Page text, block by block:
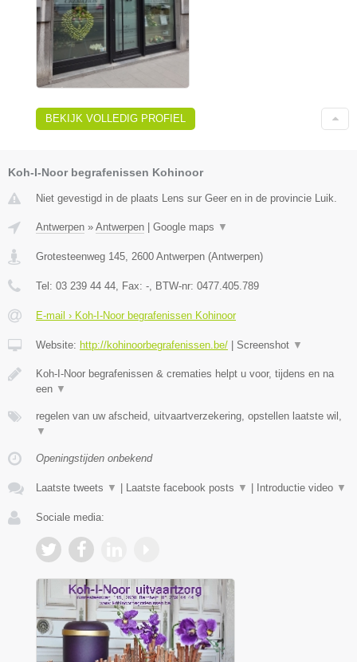
BEKIJK VOLLEDIG PROFIEL
Koh-I-Noor begrafenissen Kohinoor
Niet gevestigd in de plaats Lens sur Geer en in de provincie Luik.
Antwerpen » Antwerpen Google maps ▼
Grotesteenweg 145, 2600 Antwerpen (Antwerpen)
Tel: 03 239 44 44, Fax: -, BTW-nr: 0477.405.789
E-mail › Koh-I-Noor begrafenissen Kohinoor
Website: http://kohinoorbegrafenissen.be/ Screenshot ▼
Koh-I-Noor begrafenissen & crematies helpt u voor, tijdens en na
een ▼
regelen van uw afscheid, uitvaartverzekering, opstellen laatste wil,
▼
Openingstijden onbekend
Laatste tweets ▼ Laatste facebook posts ▼ Introductie video ▼
Sociale media: